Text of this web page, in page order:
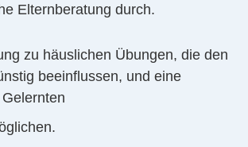
Elternberatung durch.
zu häuslichen Übungen, die den
beeinflussen, und eine